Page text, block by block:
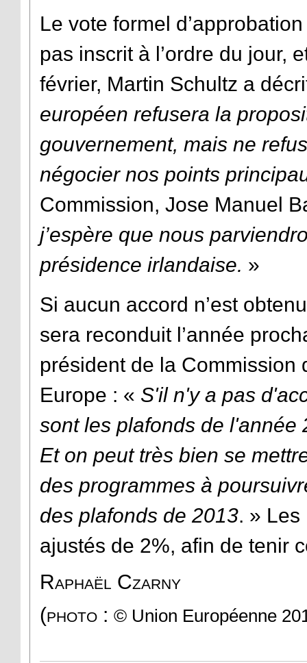
Le vote formel
pas inscrit à l’ordre du jour,
février, Martin Schultz a
européen refusera la
gouvernement, mais ne
négocier nos points
Commission, Jose Manuel
j’espère que nous
présidence irlandaise. »
Si aucun accord n’est
sera reconduit l’année
président de la Commission
Europe : « S'il n'y a pas
sont les plafonds de l'année
Et on peut très bien se
des programmes à
des plafonds de 2013. » Les
ajustés de 2%, afin de tenir
Raphaël Czarny
(photo : © Union Européenne